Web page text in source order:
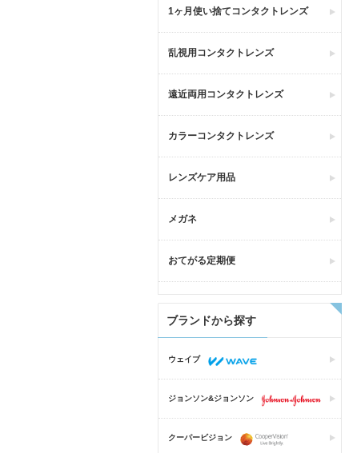
1ヶ月使い捨てコンタクトレンズ
乱視用コンタクトレンズ
遠近両用コンタクトレンズ
カラーコンタクトレンズ
レンズケア用品
メガネ
おてがる定期便
ブランドから探す
ウェイブ
ジョンソン&ジョンソン
クーパービジョン